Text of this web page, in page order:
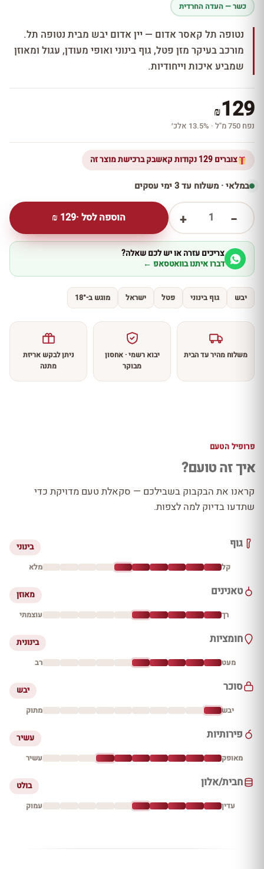
כשר — העדה החרדית
נטופה תל קאסר אדום — יין אדום יבש מבית נטופה תל.
מורכב בעיקר מזן פטל, גוף בינוני ואופי מעודן, עגול ומאוזן
שמביע איכות וייחודיות.
₪129
נפח 750 מ''ל · 13.5% אלכ׳
צוברים 129 נקודות קאשבק ברכישת מוצר זה
במלאי · משלוח עד 3 ימי עסקים
−
1
+ הוספה לסל ·129
₪
צריכים עזרה או יש לכם שאלה?
דברו איתנו בוואטסאפ ←
יבש גוף בינוני פטל ישראל מוגש ב-18°
משלוח מהיר עד הבית
יבוא רשמי · אחסון
מבוקר
ניתן לבקש אריזת
מתנה
פרופיל הטעם
איך זה טועם?
קראנו את הבקבוק בשבילכם — סקאלת טעם מדויקת כדי
שתדעו בדיוק למה לצפות.
גוף בינוני
קל מלא
טאנינים מאוזן
רך עוצמתי
חומציות בינונית
מעט רב
סוכר יבש
יבש מתוק
פירותיות עשיר
מאופק עשיר
חבית/אלון בולט
עדין עמוק